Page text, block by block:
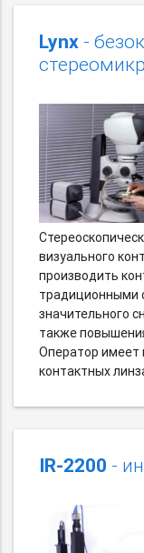
Lynx -
визуального
производить
традиционными
значительного
также
Оператор имеет
контактных
IR-2200 -